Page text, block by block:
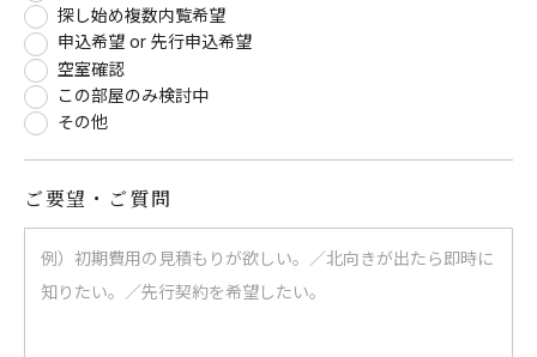
探し始め複数内覧希望
申込希望 or 先行申込希望
空室確認
この部屋のみ検討中
その他
ご要望・ご質問